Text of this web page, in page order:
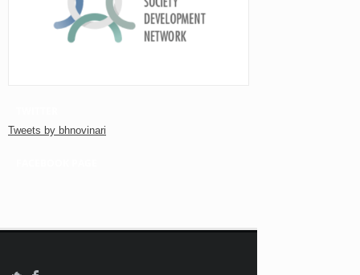
Tweets by bhnovinari